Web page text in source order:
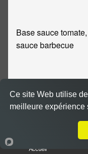
Base sauce
sauce barbecue
Pizza mexicaine
Accueil
Ce site Web utilise
meilleure expérience